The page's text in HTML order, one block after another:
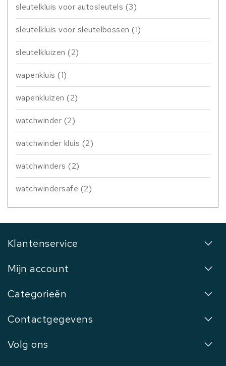
sleutelkluis voor autosleutels (3)
sleutelkluis voor sleutelbossen (1)
sleutelkluizen (2)
wapenkluis (1)
wapenkluizen (2)
watchwinder (2)
watchwinder kluis (2)
watchwinders (2)
watchwindersafe (2)
Klantenservice
Mijn account
Categorieën
Contactgegevens
Volg ons